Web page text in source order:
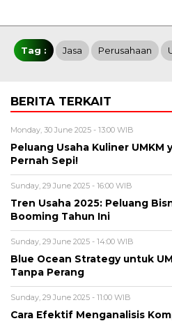
Tag : Jasa Perusahaan
BERITA TERKAIT
Monday, 30 June 2025 - 13:00 WIB
Peluang Usaha Kuliner UMKM
Pernah Sepi!
Sunday, 29 June 2025 - 16:00 WIB
Tren Usaha 2025: Peluang
Booming Tahun Ini
Sunday, 29 June 2025 - 14:00 WIB
Blue Ocean Strategy untuk
Tanpa Perang
Sunday, 29 June 2025 - 11:00 WIB
Cara Efektif Menganalisis